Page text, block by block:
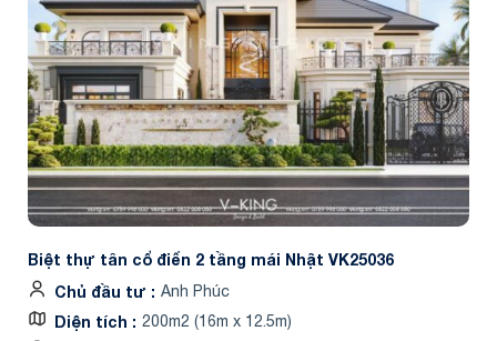
Biệt thự tân cổ điển 2 tầng mái Nhật VK25036
Chủ đầu tư
Anh Phúc
Diện tích 200m2 (16m x 12.5m)